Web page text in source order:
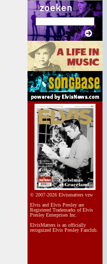
© 2007-2026 Elvismatters vzw
Elvis and Elvis Presley are
Registered Trademarks of Elvis
Presley Enterprises Inc.
ElvisMatters is an officially
recognized Elvis Presley Fanclub.